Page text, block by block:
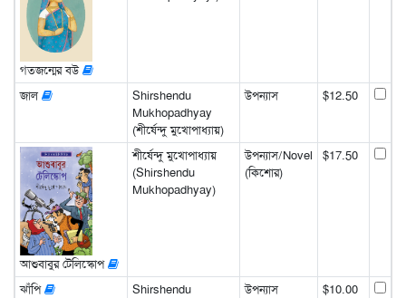
গতজন্মের বউ
জাল
Shirshendu
Mukhopadhyay
(শীর্ষেন্দু মুখোপাধ্যায়)
উপন্যাস $12.50
আশুবাবুর টেলিস্কোপ
শীর্ষেন্দু মুখোপাধ্যায়
(Shirshendu
Mukhopadhyay)
উপন্যাস/Novel
(কিশোর)
$17.50
ঝাঁপি
Shirshendu
উপন্যাস $10.00